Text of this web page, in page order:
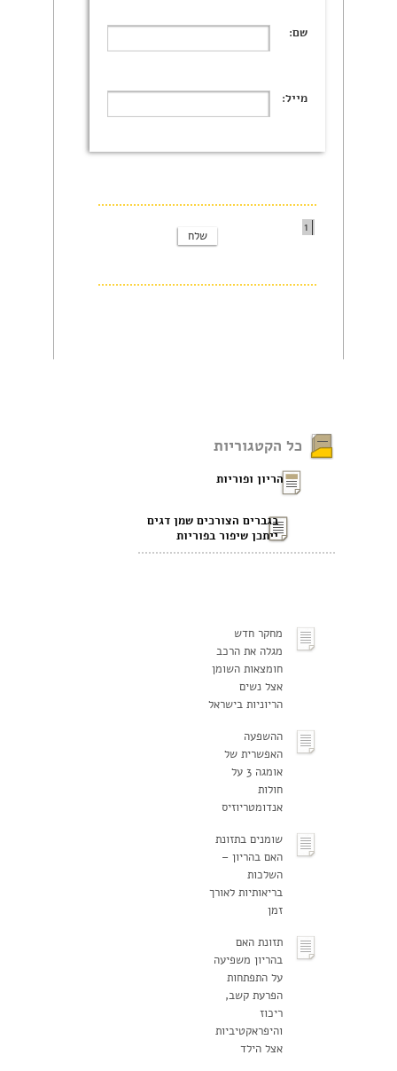
שם:
מייל:
1
כל הקטגוריות
הריון ופוריות
בגברים הצורכים שמן דגים
ייתכן שיפור בפוריות
מחקר חדש
מגלה את הרכב
חומצאות השומן
אצל נשים
הריוניות בישראל
ההשפעה
האפשרית של
אומגה 3 על
חולות
אנדומטריוזיס
שומנים בתזונת
האם בהריון –
השלכות
בריאותיות לאורך
זמן
תזונת האם
בהריון משפיעה
על התפתחות
הפרעת קשב,
ריכוז
והיפראקטיביות
אצל הילד